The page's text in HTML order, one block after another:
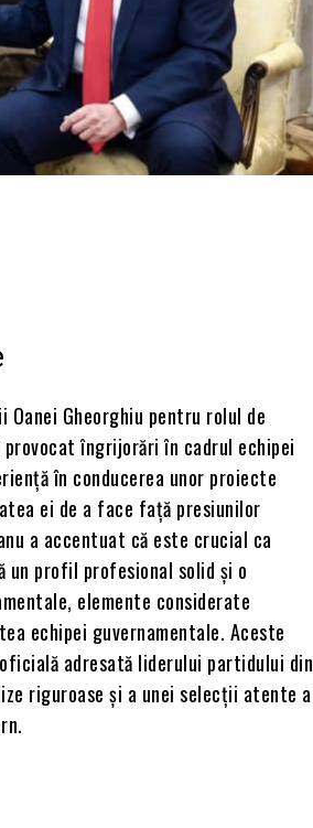
Gheorghiu pentru rolul de
îngrijorări în cadrul echipei
în conducerea unor proiecte
ei de a face față presiunilor
a accentuat că este crucial ca
un profil profesional solid și o
elemente considerate
echipei guvernamentale. Aceste
adresată liderului partidului din
riguroase și a unei selecții atente a